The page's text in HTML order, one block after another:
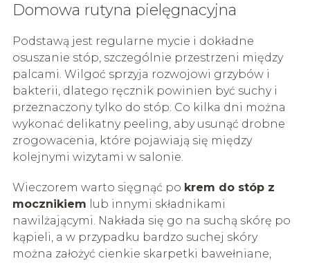
Domowa rutyna pielęgnacyjna
Podstawą jest regularne mycie i dokładne
osuszanie stóp, szczególnie przestrzeni między
palcami. Wilgoć sprzyja rozwojowi grzybów i
bakterii, dlatego ręcznik powinien być suchy i
przeznaczony tylko do stóp. Co kilka dni można
wykonać delikatny peeling, aby usunąć drobne
zrogowacenia, które pojawiają się między
kolejnymi wizytami w salonie.
Wieczorem warto sięgnąć po krem do stóp z
mocznikiem lub innymi składnikami
nawilżającymi. Nakłada się go na suchą skórę po
kąpieli, a w przypadku bardzo suchej skóry
można założyć cienkie skarpetki bawełniane,